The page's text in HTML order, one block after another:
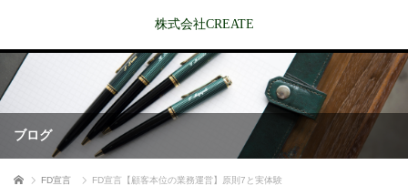
株式会社CREATE
ブログ
ホーム FD宣言 FD宣言【顧客本位の業務運営】原則7と実体験